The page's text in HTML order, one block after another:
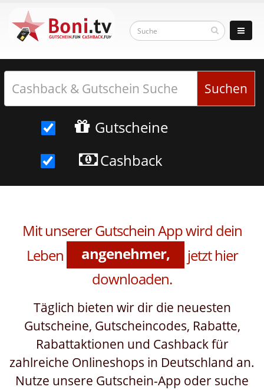
Suchen
Gutscheine
Cashback
Mit unserer Gutschein App wird dein
Leben
einfacher,
angenehmer,
positiver,
vorteilhafter,
günstiger,
jetzt hier
downloaden.
Täglich bieten wir dir die neuesten
Gutscheine, Gutscheincodes, Rabatte,
Rabattaktionen und Cashback für
zahlreiche Onlineshops in Deutschland an.
Nutze unsere Gutschein-App oder suche